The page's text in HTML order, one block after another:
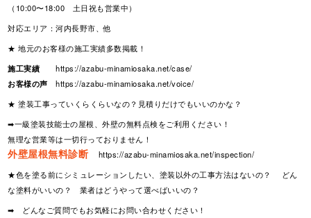
（10:00〜18:00 土日祝も営業中）
対応エリア：河内長野市、他
★ 地元のお客様の施工実績多数掲載！
施工実績
https://azabu-minamiosaka.net/case/
お客様の声
https://azabu-minamiosaka.net/voice/
★ 塗装工事っていくらくらいなの？見積りだけでもいいのかな？
➡一級塗装技能士の屋根、外壁の無料点検をご利用ください！
無理な営業等は一切行っておりません！
外壁屋根無料診断
https://azabu-minamiosaka.net/inspection/
★色を塗る前にシミュレーションしたい、塗装以外の工事方法はないの？ どん
な塗料がいいの？ 業者はどうやって選べばいいの？
➡ どんなご質問でもお気軽にお問い合わせください！